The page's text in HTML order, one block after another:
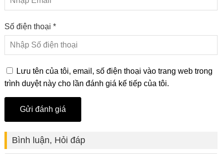
Số điện thoại *
Lưu tên của tôi, email, số điện thoại vào trang web trong
trình duyệt này cho lần đánh giá kế tiếp của tôi.
Bình luận, Hỏi đáp